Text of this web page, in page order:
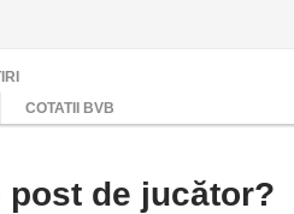
COTATII BVB
post de jucător?